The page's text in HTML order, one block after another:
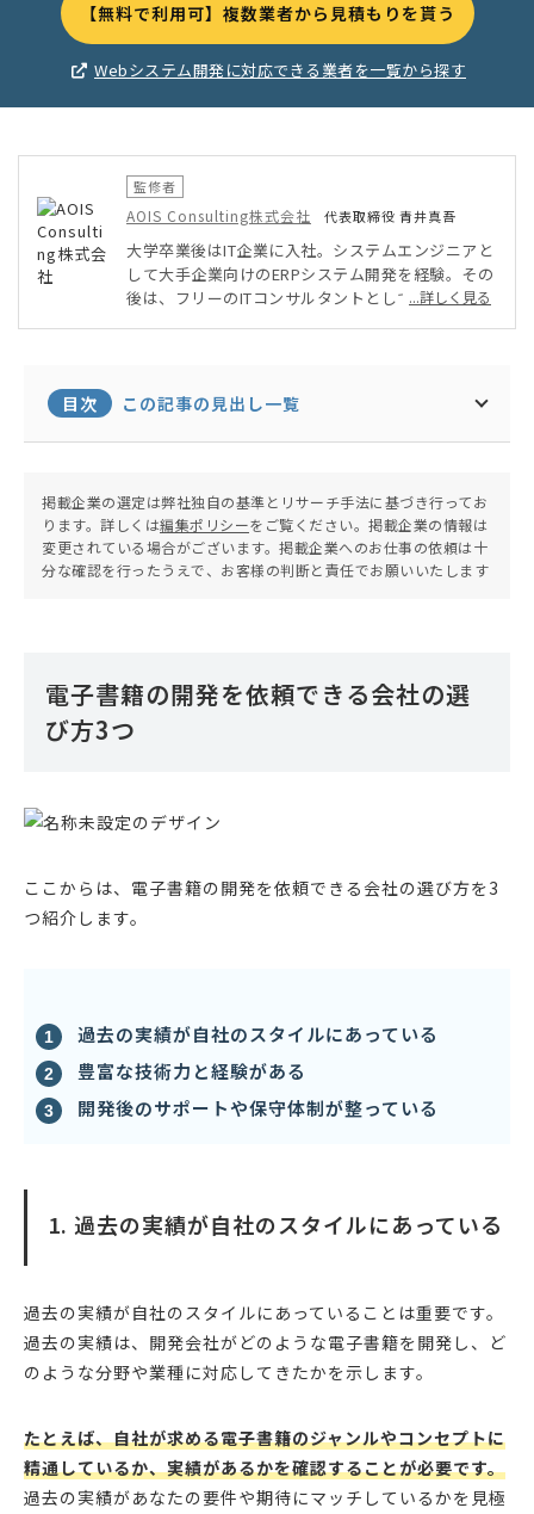
【無料で利用可】複数業者から見積もりを貰う
Webシステム開発に対応できる業者を一覧から探す
監修者
AOIS Consulting株式会社 代表取締役 青井真吾
大学卒業後はIT企業に入社。システムエンジニアと
して大手企業向けのERPシステム開発を経験。その
後は、フリーのITコンサルタントとして、人材派遣
alesforceの導入、ファッション業界の企業でSale
sforceと連携する周辺システムの導入を経験。現
在は法人化し主に企業のシステム開発プロジェクト
...詳しく見る
目次 この記事の見出し一覧
掲載企業の選定は弊社独自の基準とリサーチ手法に基づき行ってお
ります。詳しくは編集ポリシーをご覧ください。掲載企業の情報は
変更されている場合がございます。掲載企業へのお仕事の依頼は十
分な確認を行ったうえで、お客様の判断と責任でお願いいたします
電子書籍の開発を依頼できる会社の選
び方3つ
ここからは、電子書籍の開発を依頼できる会社の選び方を3
つ紹介します。
過去の実績が自社のスタイルにあっている
豊富な技術力と経験がある
開発後のサポートや保守体制が整っている
1. 過去の実績が自社のスタイルにあっている
過去の実績が自社のスタイルにあっていることは重要です。
過去の実績は、開発会社がどのような電子書籍を開発し、ど
のような分野や業種に対応してきたかを示します。
たとえば、自社が求める電子書籍のジャンルやコンセプトに
精通しているか、実績があるかを確認することが必要です。
過去の実績があなたの要件や期待にマッチしているかを見極